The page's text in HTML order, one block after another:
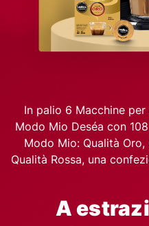
In palio 6 Macchine
Modo Mio Deséa con
Modo Mio: Qualità
Qualità Rossa, una
A